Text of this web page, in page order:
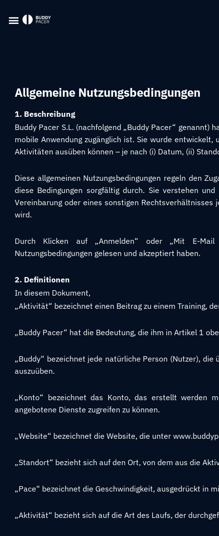
Allgemeine Nutzungsbedingungen
1. Beschreibung
Buddy Pacer S.L. (nachfolgend „Buddy Pacer“
mobile Anwendung zugänglich ist. Sie wurde
Aktivitäten ausüben können – je nach (i) Datum, (ii)
Diese allgemeinen Nutzungsbedingungen regeln den
diese Bedingungen sorgfältig durch. Sie verstehen
Vereinbarung oder eines sonstigen
wird.
Durch Klicken auf „Anmelden“ oder „Mit E-
Nutzungsbedingungen gelesen und akzeptiert haben.
2. Definitionen
In diesem Dokument,
„Aktivität“ bezeichnet einen Beitrag zu einem Training,
„Buddy Pacer“ hat die Bedeutung, die ihm in Artikel 1
„Buddy“ bezeichnet jede natürliche Person (Nutzer),
auszuüben.
„Konto“ bezeichnet das Konto, das erstellt werden
angebotene Dienste zugreifen zu können.
„Website“ bezeichnet die Website, die unter
„Standort“ bezieht sich auf den Ort, von dem aus die
„Pace“ bezeichnet die Geschwindigkeit, ausgedrückt in
„Aktivität“ bezieht sich auf die Art des Laufs, der